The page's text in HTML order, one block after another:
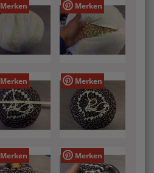
Merken Merken
Merken Merken
Merken Merken